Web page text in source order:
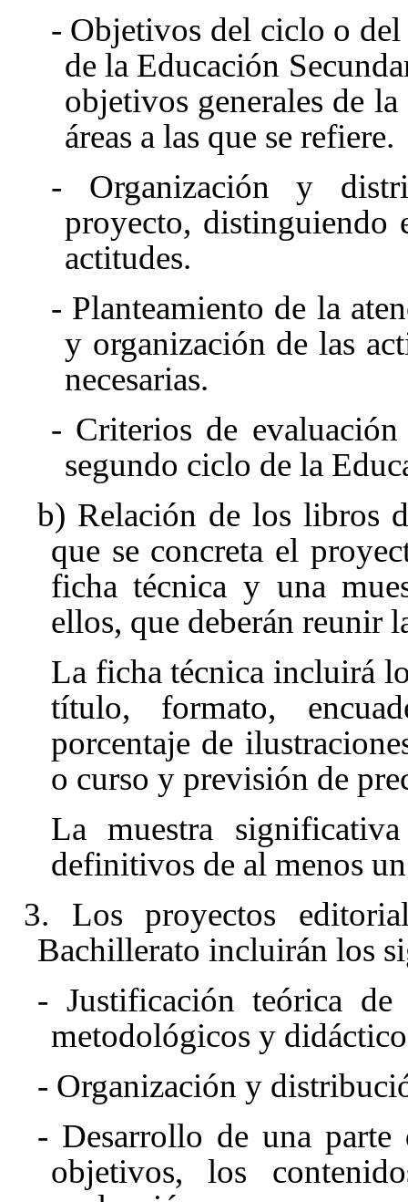
- Objetivos del ciclo o del
de la Educación
objetivos generales de
áreas a las que se refiere.
- Organización y
proyecto, distinguiendo
actitudes.
- Planteamiento de la
y organización de las
necesarias.
- Criterios de
segundo ciclo de la
b) Relación de los libros
que se concreta el
ficha técnica y una
ellos, que deberán reunir
La ficha técnica incluirá
título, formato,
porcentaje de
o curso y previsión de
La muestra
definitivos de al menos
3. Los proyectos
Bachillerato incluirán los
- Justificación teórica
metodológicos y
- Organización y
- Desarrollo de una
objetivos, los